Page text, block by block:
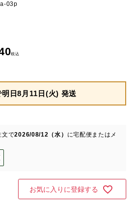
03p
税込
明日8月11日(火) 発送
文で2026/08/12（水） に宅配便またはメ
お気に入りに登録する